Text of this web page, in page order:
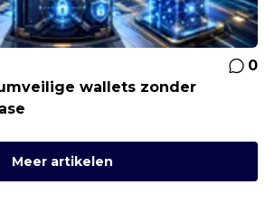
0
wallets zonder
Meer artikelen